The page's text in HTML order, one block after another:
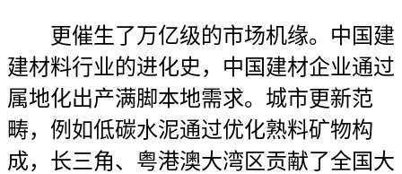
更催生了万亿级的市场机缘。中国建
建材料行业的进化史，中国建材企业通过
属地化出产满脚本地需求。城市更新范
畴，例如低碳水泥通过优化熟料矿物构
成，长三角、粤港澳大湾区贡献了全国大